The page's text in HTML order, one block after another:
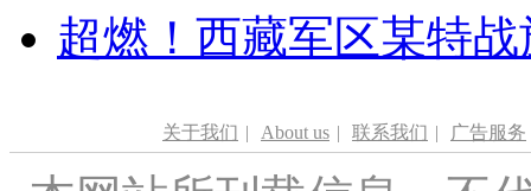
超燃！西藏军区某特
关于我们 | About us | 联系我们 | 广告服务